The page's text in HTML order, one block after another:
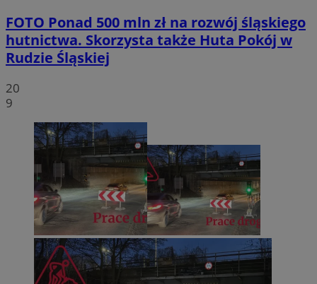
FOTO Ponad 500 mln zł na rozwój śląskiego
hutnictwa. Skorzysta także Huta Pokój w
Rudzie Śląskiej
20
9